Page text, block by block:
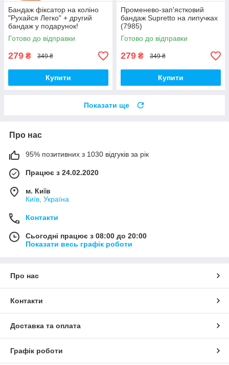
Бандаж фіксатор на коліно
"Рухайся Легко" + другий
бандаж у подарунок!
Готово до відправки
279 ₴ 349 ₴
Купити
Променево-зап'ястковий
бандаж Supretto на липучках
(7985)
Готово до відправки
279 ₴ 349 ₴
Купити
Показати ще
Про нас
95% позитивних з 1030 відгуків за рік
Працює з 24.02.2020
м. Київ
Київ, Україна
Контакти
Сьогодні працює з 08:00 до 20:00
Показати весь графік роботи
Про нас
Контакти
Доставка та оплата
Графік роботи